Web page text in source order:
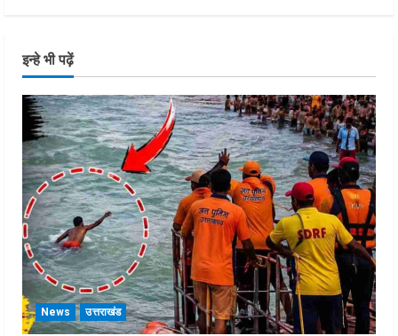
इन्हे भी पढ़ें
News उत्तराखंड